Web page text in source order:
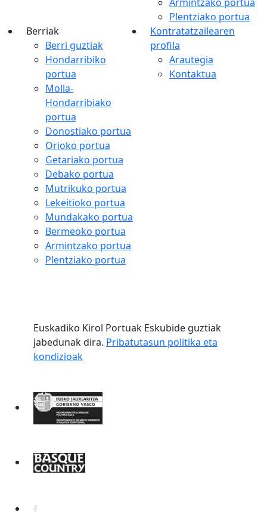
Plentziako portua
Berriak
Berri guztiak
Hondarribiko
portua
Molla-
Hondarribiako
portua
Donostiako portua
Orioko portua
Getariako portua
Debako portua
Mutrikuko portua
Lekeitioko portua
Mundakako portua
Bermeoko portua
Armintzako portua
Plentziako portua
Kontratatzailearen
profila
Arautegia
Kontaktua
Euskadiko Kirol Portuak Eskubide guztiak
jabedunak dira. Pribatutasun politika eta
kondizioak